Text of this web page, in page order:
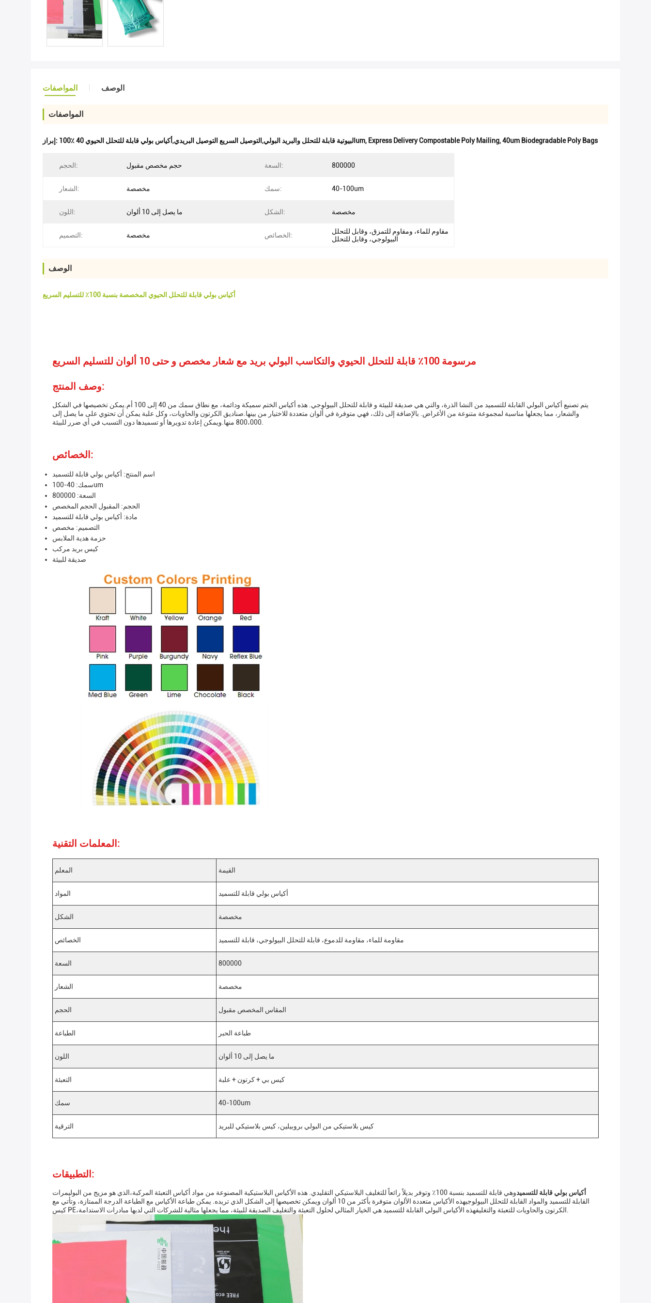
المواصفات الوصف
المواصفات
إبراز: 100٪ البيوتية قابلة للتحلل والبريد البولي,التوصيل السريع التوصيل البريدي,أكياس بولي قابلة للتحلل الحيوي 40um, Express Delivery Compostable Poly Mailing,40um Biodegradable Poly Bags
الحجم: حجم مخصص مقبول السعة: 800000
الشعار: مخصصة سمك: 40-100um
اللون: ما يصل إلى 10 ألوان الشكل: مخصصة
التصميم: مخصصة الخصائص:
مقاوم للماء، ومقاوم للتمزق، وقابل للتحلل
البيولوجي، وقابل للتحلل
الوصف
أكياس بولي قابلة للتحلل الحيوي المخصصة بنسبة 100٪ للتسليم السريع
مرسومة 100٪ قابلة للتحلل الحيوي والتكاسب البولي بريد مع شعار مخصص و حتى 10 ألوان للتسليم السريع
وصف المنتج:
يتم تصنيع أكياس البولي القابلة للتسميد من النشا الذرة، والتي هي صديقة للبيئة و قابلة للتحلل البيولوجي. هذه أكياس الختم سميكة ودائمة، مع نطاق سمك من 40 إلى 100 أم.يمكن تخصيصها في الشكل
والشعار، مما يجعلها مناسبة لمجموعة متنوعة من الأغراض. بالإضافة إلى ذلك، فهي متوفرة في ألوان متعددة للاختيار من بينها.صناديق الكرتون والحاويات، وكل علبة يمكن أن تحتوي على ما يصل إلى
الخصائص:
اسم المنتج: أكياس بولي قابلة للتسميد
سمك: 40-100um
السعة: 800000
الحجم: المقبول الحجم المخصص
مادة: أكياس بولي قابلة للتسميد
التصميم: مخصص
حزمة هدية الملابس
كيس بريد مركب
صديقة للبيئة
المعلمات التقنية:
المعلم القيمة
المواد أكياس بولي قابلة للتسميد
الشكل مخصصة
الخصائص مقاومة للماء، مقاومة للدموع، قابلة للتحلل البيولوجي، قابلة للتسميد
السعة 800000
الشعار مخصصة
الحجم المقاس المخصص مقبول
الطباعة طباعة الحبر
اللون ما يصل إلى 10 ألوان
التعبئة كيس بي + كرتون + علبة
سمك 40-100um
الترقية كيس بلاستيكي من البولي بروبيلين، كيس بلاستيكي للبريد
التطبيقات:
أكياس بولي قابلة للتسميد
وهي قابلة للتسميد بنسبة 100٪ وتوفر بديلاً رائعاً للتغليف البلاستيكي التقليدي. هذه الأكياس البلاستيكية المصنوعة من مواد أكياس التعبئة المركبة،الذي هو مزيج من البوليمرات
القابلة للتسميد والمواد القابلة للتحلل البيولوجيهذه الأكياس متعددة الألوان متوفرة بأكثر من 10 ألوان ويمكن تخصيصها إلى الشكل الذي تريده. يمكن طباعة الأكياس مع الطباعة الدرجة الممتازة، وتأتي مع